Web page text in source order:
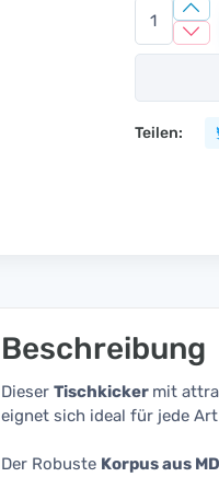
Teilen:
Beschreibung
Dieser Tischkicker mit
eignet sich ideal für jede
Der Robuste Korpus aus